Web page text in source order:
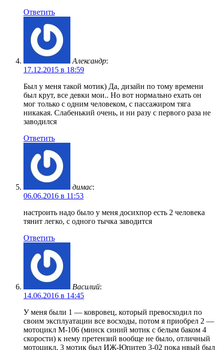
Ответить
Александр:
17.12.2015 в 18:59
Был у меня такой мотик) Да, дизайн по тому времени
был крут, все девки мои.. Но вот нормально ехать он
мог только с одним человеком, с пассажиром тяга
никакая. Слабенький очень, и ни разу с первого раза не
заводился
Ответить
димас:
06.06.2016 в 11:53
настроить надо было у меня досихпор есть 2 человека
тянит легко, с одного тычка заводится
Ответить
Василий:
14.06.2016 в 14:45
У меня были 1 — ковровец, который превосходил по
своим эксплуатации все восходы, потом я приобрел 2 —
мотоцикл М-106 (минск синий мотик с белым баком 4
скорости) к нему претензий вообще не было, отличный
мотоцикл, 3 мотик был ИЖ-Юпитер 3-02 пока нвый был